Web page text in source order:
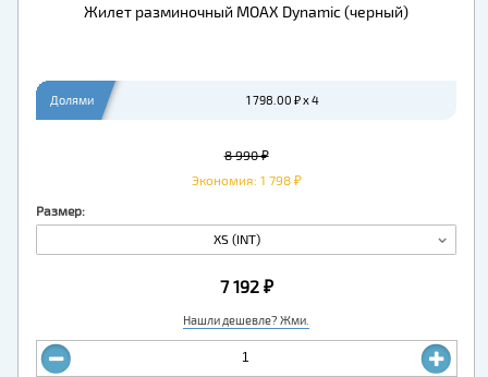
Жилет разминочный MOAX Dynamic (черный)
Долями 1 798.00 ₽ x 4
Размер:
XS (INT)
8 990 ₽
Экономия: 1 798 ₽
Нашли дешевле? Жми.
7 192 ₽